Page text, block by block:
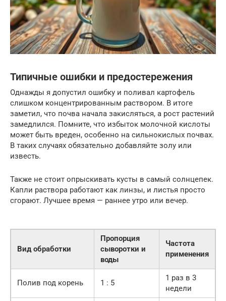
Типичные ошибки и предостережения
Однажды я допустил ошибку и поливал картофель
слишком концентрированным раствором. В итоге
заметил, что почва начала закисляться, а рост растений
замедлился. Помните, что избыток молочной кислоты
может быть вреден, особенно на сильнокислых почвах.
В таких случаях обязательно добавляйте золу или
известь.
Также не стоит опрыскивать кусты в самый солнцепек.
Капли раствора работают как линзы, и листья просто
сгорают. Лучшее время — раннее утро или вечер.
Вид обработки
Пропорция
сыворотки и
воды
Частота
применения
Полив под корень 1 : 5
1 раз в 3
недели